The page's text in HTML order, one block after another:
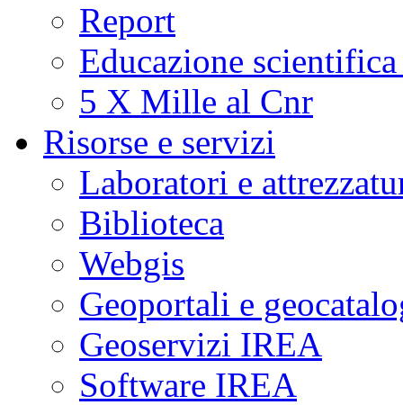
Report
Educazione
5 X Mille al Cnr
Risorse e servizi
Laboratori e
Biblioteca
Webgis
Geoportali e
Geoservizi IREA
Software IREA